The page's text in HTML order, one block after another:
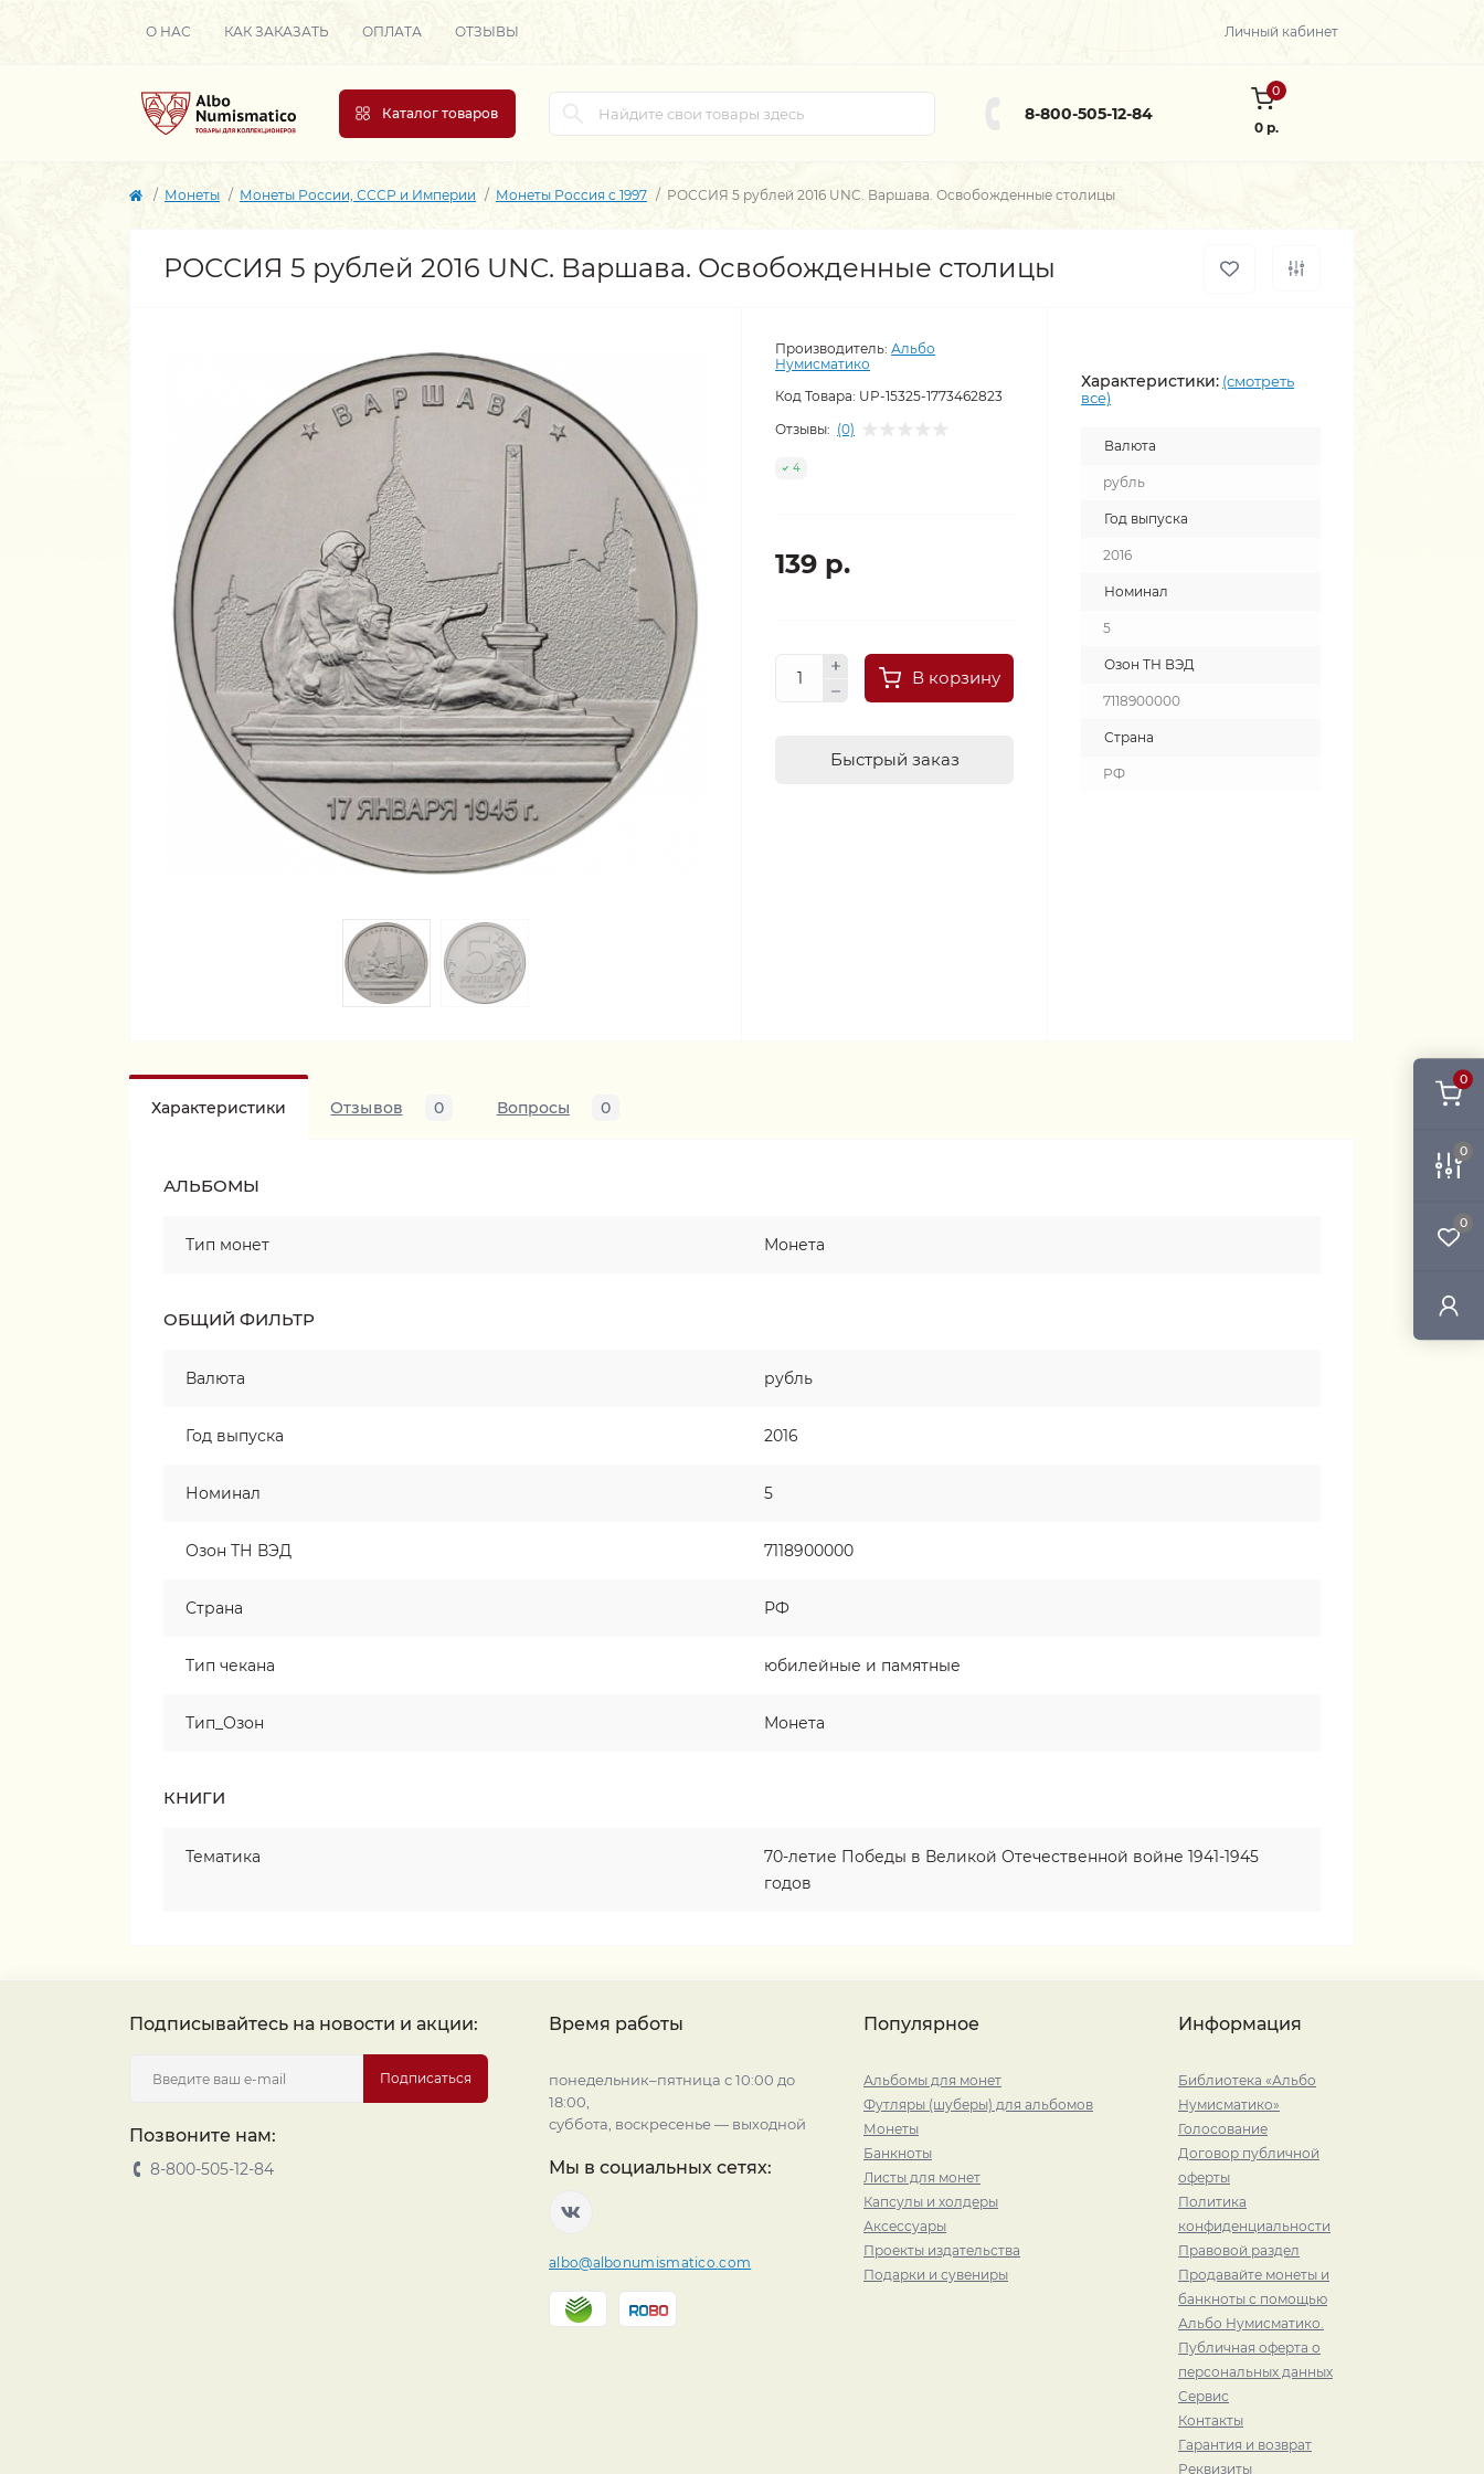
0
0
0
О НАС КАК ЗАКАЗАТЬ ОПЛАТА ОТЗЫВЫ Личный кабинет
Каталог товаров 8-800-505-12-84
0
0 р.
Монеты Монеты России, СССР и Империи Монеты Россия c 1997 РОССИЯ 5 рублей 2016 UNC. Варшава. Освобожденные столицы
РОССИЯ 5 рублей 2016 UNC. Варшава. Освобожденные столицы
Производитель: Альбо
Нумисматико
Код Товара: UP-15325-1773462823
Отзывы: (0)
4
139 р.
В корзину
Быстрый заказ
Характеристики: (смотреть
все)
Валюта
рубль
Год выпуска
2016
Номинал
5
Озон ТН ВЭД
7118900000
Страна
РФ
Характеристики Отзывов 0 Вопросы 0
АЛЬБОМЫ
Тип монет Монета
ОБЩИЙ ФИЛЬТР
Валюта рубль
Год выпуска 2016
Номинал 5
Озон ТН ВЭД 7118900000
Страна РФ
Тип чекана юбилейные и памятные
Тип_Озон Монета
КНИГИ
Тематика
70-летие Победы в Великой Отечественной войне 1941-1945
годов
Подписывайтесь на новости и акции:
Подписаться
Позвоните нам:
8-800-505-12-84
Время работы
понедельник–пятница с 10:00 до
18:00,
суббота, воскресенье — выходной
Мы в социальных сетях:
albo@albonumismatico.com
Популярное
Альбомы для монет
Футляры (шуберы) для альбомов
Монеты
Банкноты
Листы для монет
Капсулы и холдеры
Аксессуары
Проекты издательства
Подарки и сувениры
Информация
Библиотека «Альбо
Нумисматико»
Голосование
Договор публичной
оферты
Политика
конфиденциальности
Правовой раздел
Продавайте монеты и
банкноты с помощью
Альбо Нумисматико.
Публичная оферта о
персональных данных
Сервис
Контакты
Гарантия и возврат
Реквизиты